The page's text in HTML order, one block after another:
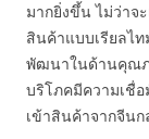
มากยิ่งขึ้น ไม่ว่าจ
สินค้าแบบเรียลไ
พัฒนาในด้านคุณภ
บริโภคมีความเชื่
เข้าสินค้าจากจีน